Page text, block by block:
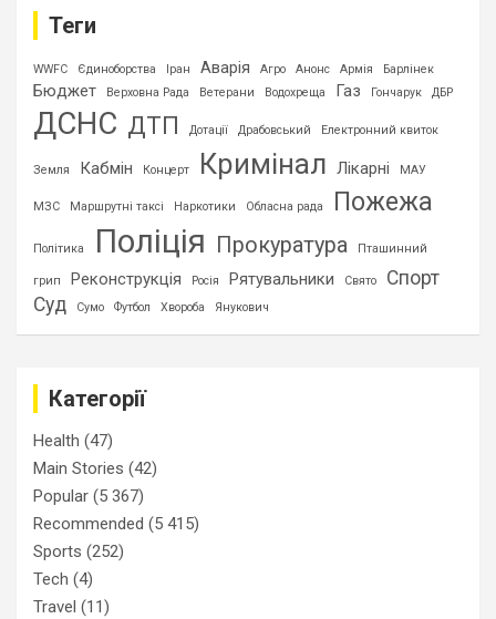
Теги
WWFC Єдиноборства Іран Аварія Агро Анонс Армія Барлінек
Бюджет Верховна Рада Ветерани Водохреща Газ Гончарук ДБР
ДСНС ДТП Дотації Драбовський Електронний квиток
Земля Кабмін Концерт Кримінал Лікарні МАУ
МЗС Маршрутні таксі Наркотики Обласна рада Пожежа
Політика Поліція Прокуратура Пташинний
грип Реконструкція Росія Рятувальники Свято
Спорт
Суд
Сумо Футбол Хвороба Янукович
Категорії
Health (47)
Main Stories (42)
Popular (5 367)
Recommended (5 415)
Sports (252)
Tech (4)
Travel (11)